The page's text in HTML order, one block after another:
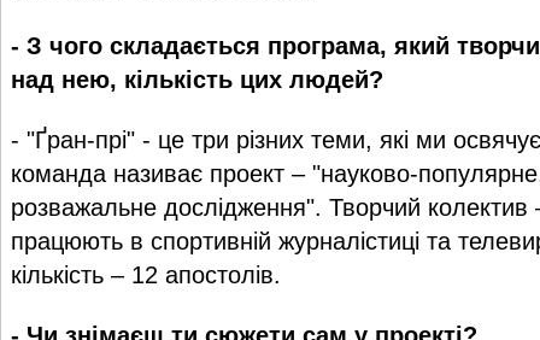
- З чого складається програма, який
над нею, кількість цих людей?
- "Ґран-прі" - це три різних теми, які ми
команда називає проект – "науково-
розважальне дослідження". Творчий
працюють в спортивній журналістиці та
кількість – 12 апостолів.